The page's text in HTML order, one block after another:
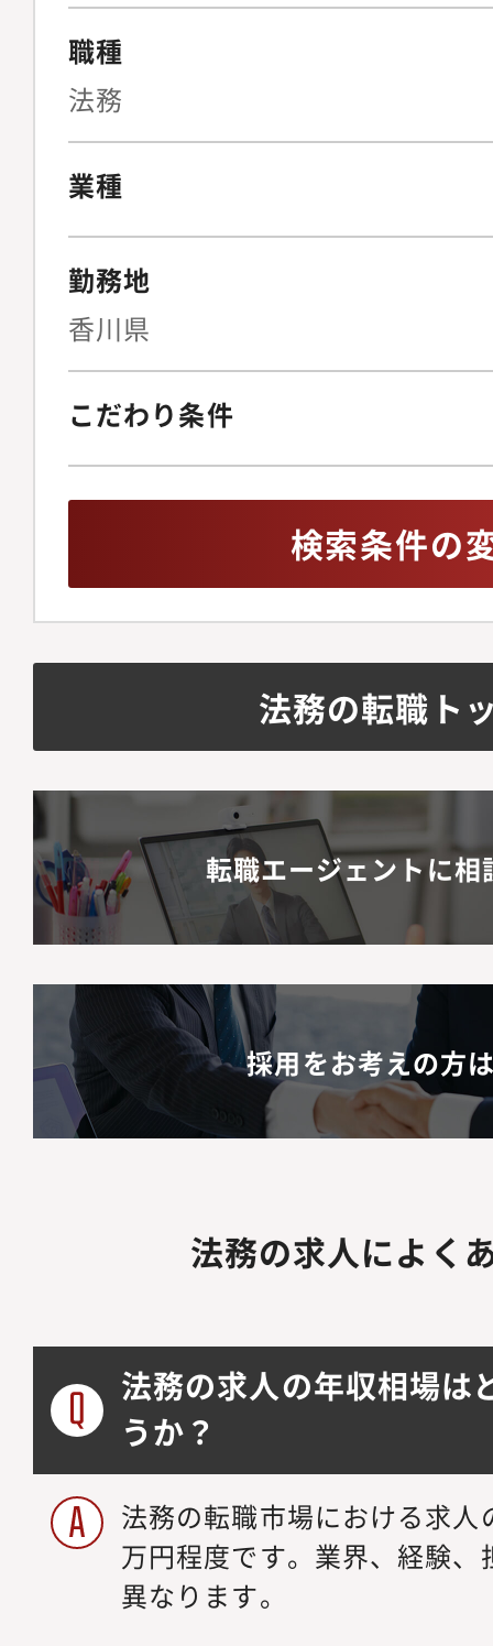
営陣に対する法的論
計、リーガルテック
株主総会の事務局運
化内部通報制度の整
イアンス違反発生時
ISMSを含む、全社情
報保護体制の監督◆事
ンス文化の醸成労働
の法改正を先読みし
デート提案各事業部
プライアンス」研修
組織構成メンバー2名
ションの魅力】・代
断に直結するリーガ
能です。・上場前後
て、極めて市場価値
習得できます。・キ
じ、早期に法務責任
職種
法務
業種
勤務地
香川県
こだわり条件
検索条件の
法務の転職ト
転職エージェントに相
採用をお考えの方
法務の求人によく
法務の求人の年収相場は
うか？
法務の転職市場における求
万円程度です。業界、経験
異なります。